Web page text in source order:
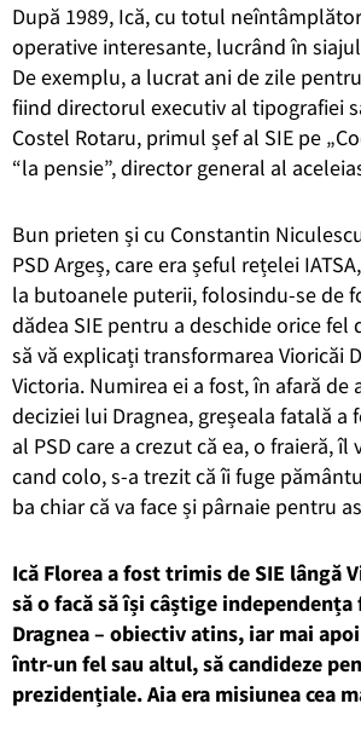
După 1989, Ică, cu totul
operative interesante, lucrând în
De exemplu, a lucrat ani de zile
fiind directorul executiv al tipografiei
Costel Rotaru, primul șef al SIE pe
“la pensie”, director general al
Bun prieten și cu Constantin
PSD Argeș, care era șeful rețelei
la butoanele puterii, folosindu-se de
dădea SIE pentru a deschide orice fel
să vă explicați transformarea Vioricăi
Victoria. Numirea ei a fost, în afară de
deciziei lui Dragnea, greșeala fatală
al PSD care a crezut că ea, o fraieră, îl
cand colo, s-a trezit că îi fuge
ba chiar că va face și pârnaie pentru
Ică Florea a fost trimis de SIE lângă
să o facă să își câștige
Dragnea – obiectiv atins, iar mai
într-un fel sau altul, să candideze
prezidențiale. Aia era misiunea cea